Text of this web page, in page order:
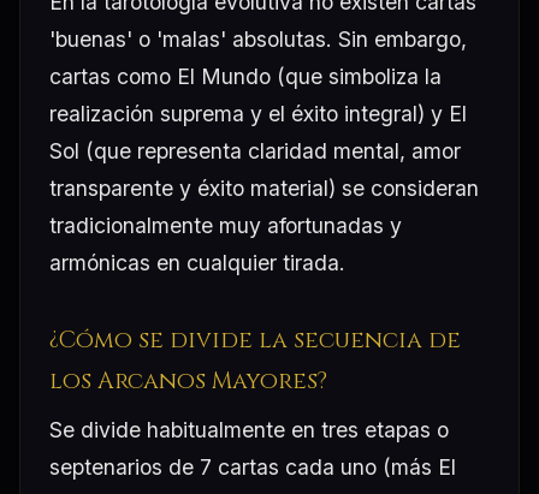
'buenas' o 'malas' absolutas. Sin embargo,
cartas como El Mundo (que simboliza la
realización suprema y el éxito integral) y El
Sol (que representa claridad mental, amor
transparente y éxito material) se consideran
tradicionalmente muy afortunadas y
armónicas en cualquier tirada.
¿Cómo se divide la secuencia de
los Arcanos Mayores?
Se divide habitualmente en tres etapas o
septenarios de 7 cartas cada uno (más El